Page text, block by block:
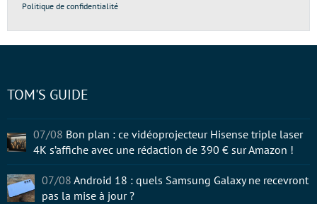
Politique de confidentialité
TOM'S GUIDE
07/08 Bon plan : ce vidéoprojecteur Hisense triple laser
4K s’affiche avec une rédaction de 390 € sur Amazon !
07/08 Android 18 : quels Samsung Galaxy ne recevront
pas la mise à jour ?